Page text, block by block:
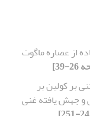
از عصاره ماگوت
بر کولین بر
و جهش یافته غنی